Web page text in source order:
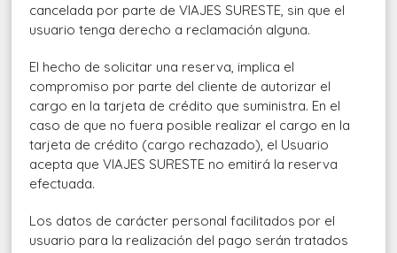
cancelada por parte de VIAJES SURESTE, sin que el
usuario tenga derecho a reclamación alguna.
El hecho de solicitar una reserva, implica el
compromiso por parte del cliente de autorizar el
cargo en la tarjeta de crédito que suministra. En el
caso de que no fuera posible realizar el cargo en la
tarjeta de crédito (cargo rechazado), el Usuario
acepta que VIAJES SURESTE no emitirá la reserva
efectuada.
Los datos de carácter personal facilitados por el
usuario para la realización del pago serán tratados